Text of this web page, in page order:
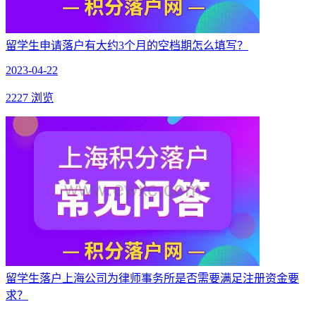
留学生申请落户有大约3个月的空档期怎么填写？
2023-04-22
2227 浏览
留学生落户上海公司为律师事务所是否需要满足注册资金要
求？